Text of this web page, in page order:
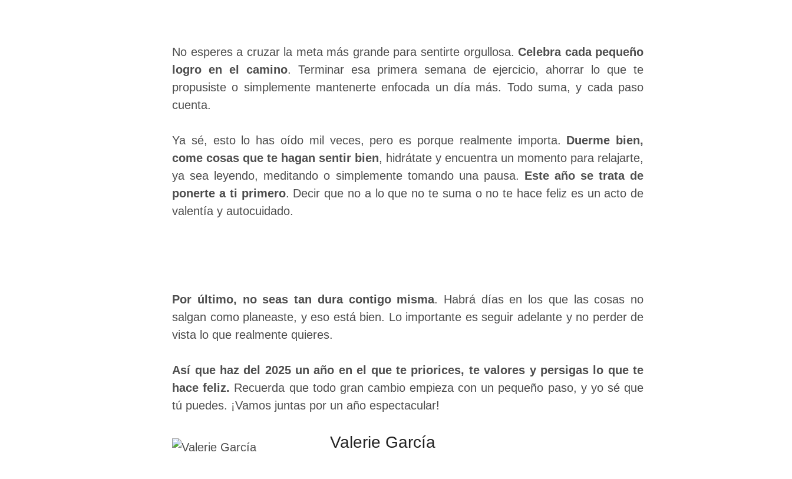
No esperes a cruzar la meta más grande para sentirte orgullosa.Celebra cada pequeño
logro en el camino. Terminar esa primera semana de ejercicio, ahorrar lo que te
propusiste o simplemente mantenerte enfocada un día más. Todo suma, y cada paso
cuenta.
Ya sé, esto lo has oído mil veces, pero es porque realmente importa. Duerme bien,
come cosas que te hagan sentir bien, hidrátate y encuentra un momento para relajarte,
ya sea leyendo, meditando o simplemente tomando una pausa. Este año se trata de
ponerte a ti primero. Decir que no a lo que no te suma o no te hace feliz es un acto de
valentía y autocuidado.
Por último, no seas tan dura contigo misma. Habrá días en los que las cosas no
salgan como planeaste, y eso está bien. Lo importante es seguir adelante y no perder de
vista lo que realmente quieres.
Así que haz del 2025 un año en el que te priorices, te valores y persigas lo que te
hace feliz. Recuerda que todo gran cambio empieza con un pequeño paso, y yo sé que
tú puedes. ¡Vamos juntas por un año espectacular!
Valerie García